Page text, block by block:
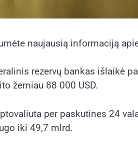
naujausią informaciją
rezervų bankas išlaikė
žemiau 88 000 USD.
per paskutines 24
iki 49,7 mlrd.